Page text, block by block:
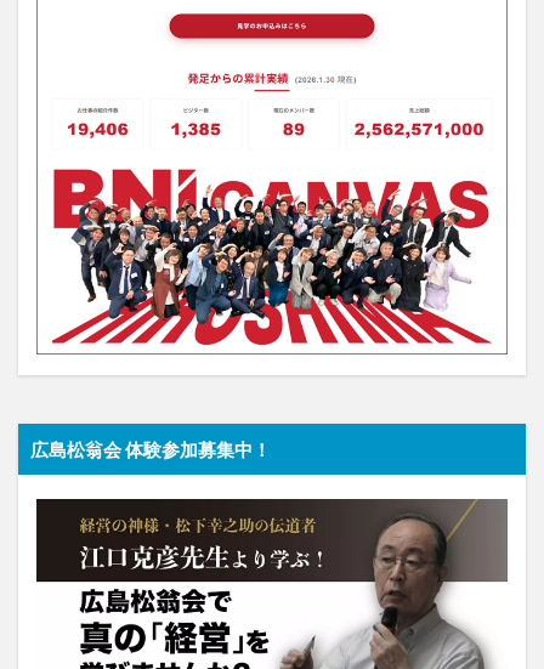
広島松翁会 体験参加募集中！